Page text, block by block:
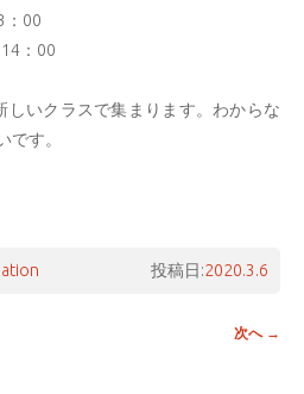
：00
：00
しいクラスで集まります。わからな
です。
投稿日:2020.3.6
ン 次へ →